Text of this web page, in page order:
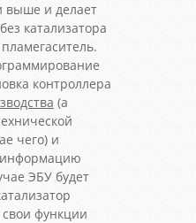
выше и делает
катализатора
контроллера
(а
чего) и
ЭБУ будет
функции